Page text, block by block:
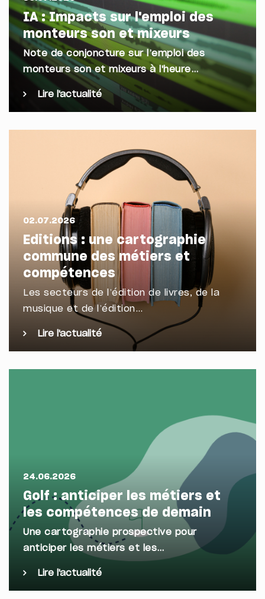
IA : Impacts sur l'emploi des
monteurs son et mixeurs
Note de conjoncture sur l’emploi des
monteurs son et mixeurs à l'heure…
Lire l'actualité
02.07.2026
Editions : une cartographie
commune des métiers et
compétences
Les secteurs de l’édition de livres, de la
musique et de l’édition…
Lire l'actualité
24.06.2026
Golf : anticiper les métiers et
les compétences de demain
Une cartographie prospective pour
anticiper les métiers et les…
Lire l'actualité